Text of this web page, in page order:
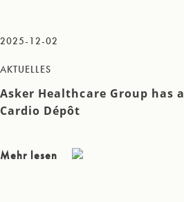
2025-12-02
AKTUELLES
Asker Healthcare Group has
Cardio Dépôt
Mehr lesen